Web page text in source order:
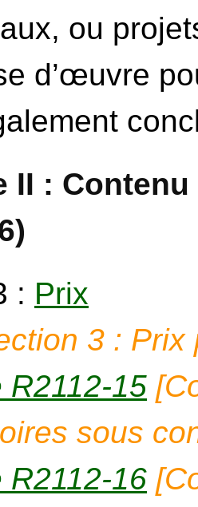
ou
d’œuvre
II :
: Prix
3 : Prix
R2112-15
sous
R2112-16